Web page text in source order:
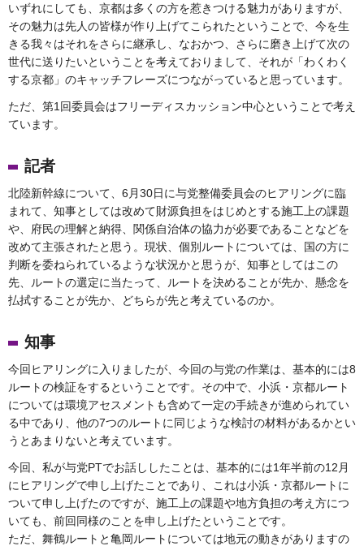
いずれにしても、京都は多くの方を惹きつける魅力がありますが、
その魅力は先人の皆様が作り上げてこられたということで、今を生
きる我々はそれをさらに継承し、なおかつ、さらに磨き上げて次の
世代に送りたいということを考えておりまして、それが「わくわく
する京都」のキャッチフレーズにつながっていると思っています。
ただ、第1回委員会はフリーディスカッション中心ということで考え
ています。
記者
北陸新幹線について、6月30日に与党整備委員会のヒアリングに臨
まれて、知事としては改めて財源負担をはじめとする施工上の課題
や、府民の理解と納得、関係自治体の協力が必要であることなどを
改めて主張されたと思う。現状、個別ルートについては、国の方に
判断を委ねられているような状況かと思うが、知事としてはこの
先、ルートの選定に当たって、ルートを決めることが先か、懸念を
払拭することが先か、どちらが先と考えているのか。
知事
今回ヒアリングに入りましたが、今回の与党の作業は、基本的には8
ルートの検証をするということです。その中で、小浜・京都ルート
については環境アセスメントも含めて一定の手続きが進められてい
る中であり、他の7つのルートに同じような検討の材料があるかとい
うとあまりないと考えています。
今回、私が与党PTでお話ししたことは、基本的には1年半前の12月
にヒアリングで申し上げたことであり、これは小浜・京都ルートに
ついて申し上げたのですが、施工上の課題や地方負担の考え方につ
いても、前回同様のことを申し上げたということです。
ただ、舞鶴ルートと亀岡ルートについては地元の動きがありますの